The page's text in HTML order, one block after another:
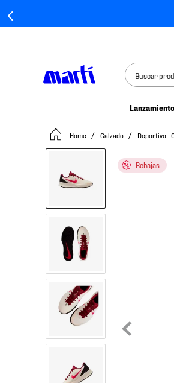
Buscar
Calzado Deportivo
Rebajas
tenis mujer
tenis niño